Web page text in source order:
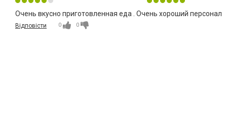
Очень вкусно приготовленная еда . Очень хороший персонал
Відповісти 0 0